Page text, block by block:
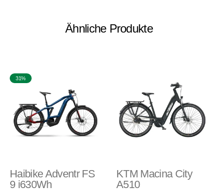
Ähnliche Produkte
31%
Haibike Adventr FS
9 i630Wh
KTM Macina City
A510